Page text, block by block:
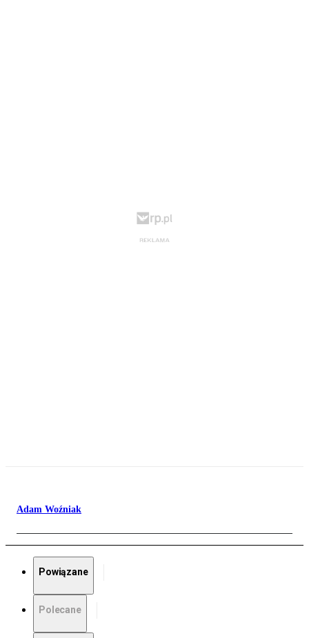
Adam Woźniak
Powiązane
Polecane